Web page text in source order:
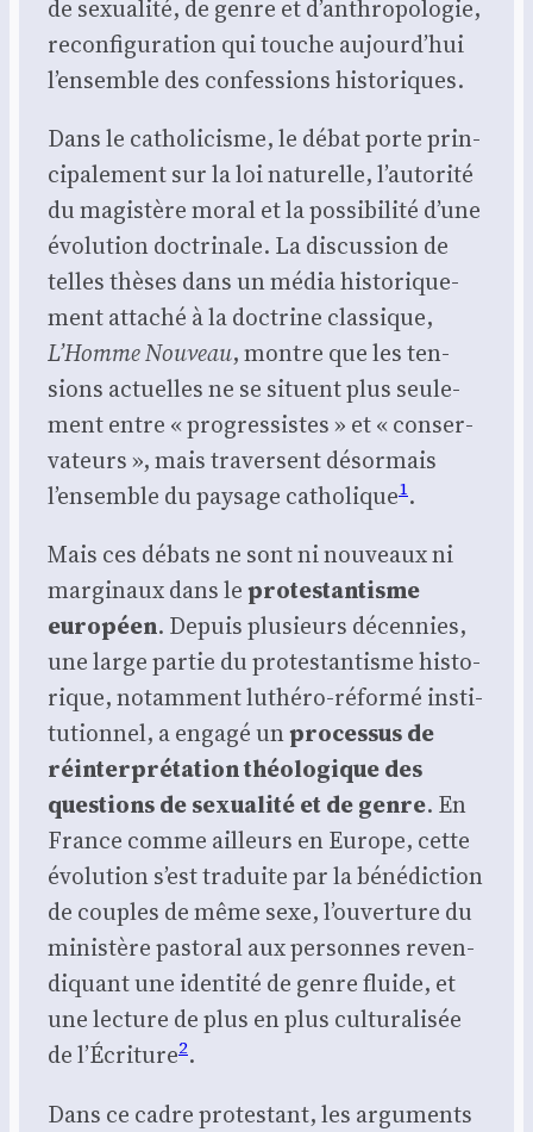
de sexua­li­té, de genre et d’anthropologie,
recon­fi­gu­ra­tion qui touche aujourd’hui
l’ensemble des confes­sions his­to­riques.
Dans le catho­li­cisme, le débat porte prin­
ci­pa­le­ment sur la loi natu­relle, l’autorité
du magis­tère moral et la pos­si­bi­li­té d’une
évo­lu­tion doc­tri­nale. La dis­cus­sion de
telles thèses dans un média his­to­ri­que­
ment atta­ché à la doc­trine clas­sique,
L’Homme Nou­veau, montre que les ten­
sions actuelles ne se situent plus seule­
ment entre « pro­gres­sistes » et « conser­
va­teurs », mais tra­versent désor­mais
l’ensemble du pay­sage catho­lique1.
Mais ces débats ne sont ni nou­veaux ni
mar­gi­naux dans lepro­tes­tan­tisme
euro­péen. Depuis plu­sieurs décen­nies,
une large par­tie du pro­tes­tan­tisme his­to­
rique, notam­ment luthé­ro-réfor­mé ins­ti­
tu­tion­nel, a enga­gé unpro­ces­sus de
réin­ter­pré­ta­tion théo­lo­gique des
ques­tions de sexua­li­té et de genre. En
France comme ailleurs en Europe, cette
évo­lu­tion s’est tra­duite par la béné­dic­tion
de couples de même sexe, l’ouverture du
minis­tère pas­to­ral aux per­sonnes reven­
di­quant une iden­ti­té de genre fluide, et
une lec­ture de plus en plus cultu­ra­li­sée
de l’Écriture2.
Dans ce cadre pro­tes­tant, les argu­ments